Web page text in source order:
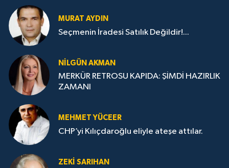
MURAT AYDIN
Seçmenin İradesi Satılık Değildir!...
NILGÜN AKMAN
MERKÜR RETROSU KAPIDA: ŞİMDİ HAZIRLIK
ZAMANI
MEHMET YÜCEER
CHP’yi Kılıçdaroğlu eliyle ateşe attılar.
ZEKI SARIHAN